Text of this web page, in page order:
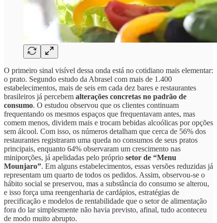
O primeiro sinal visível dessa onda está no cotidiano mais elementar:
o prato. Segundo estudo da Abrasel com mais de 1.400
estabelecimentos, mais de seis em cada dez bares e restaurantes
brasileiros já percebem alterações concretas no padrão de
consumo. O estudou observou que os clientes continuam
frequentando os mesmos espaços que frequentavam antes, mas
comem menos, dividem mais e trocam bebidas alcoólicas por opções
sem álcool. Com isso, os números detalham que cerca de 56% dos
restaurantes registraram uma queda no consumos de seus pratos
principais, enquanto 64% observaram um crescimento nas
miniporções, já apelidadas pelo próprio setor de “Menu
Mounjaro”. Em alguns estabelecimentos, essas versões reduzidas já
representam um quarto de todos os pedidos. Assim, observou-se o
hábito social se preservou, mas a substância do consumo se alterou,
e isso força uma reengenharia de cardápios, estratégias de
precificação e modelos de rentabilidade que o setor de alimentação
fora do lar simplesmente não havia previsto, afinal, tudo aconteceu
de modo muito abrupto.